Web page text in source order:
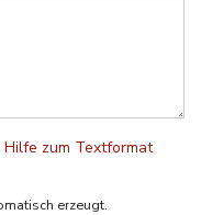
Hilfe zum Textformat
erzeugt.